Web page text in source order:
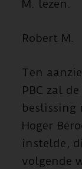
M. lezen.
Robert M.
Ten
PBC zal
beslissing
Hoger
instelde,
volgende